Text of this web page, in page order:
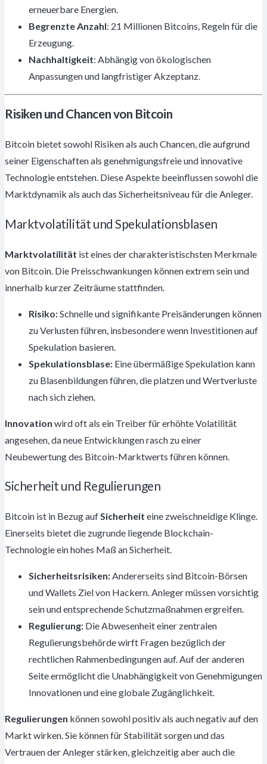
erneuerbare Energien.
Begrenzte Anzahl: 21 Millionen Bitcoins, Regeln für die
Erzeugung.
Nachhaltigkeit: Abhängig von ökologischen
Anpassungen und langfristiger Akzeptanz.
Risiken und Chancen von Bitcoin
Bitcoin bietet sowohl Risiken als auch Chancen, die aufgrund
seiner Eigenschaften als genehmigungsfreie und innovative
Technologie entstehen. Diese Aspekte beeinflussen sowohl die
Marktdynamik als auch das Sicherheitsniveau für die Anleger.
Marktvolatilität und Spekulationsblasen
Marktvolatilität ist eines der charakteristischsten Merkmale
von Bitcoin. Die Preisschwankungen können extrem sein und
innerhalb kurzer Zeiträume stattfinden.
Risiko:Schnelle und signifikante Preisänderungen können
zu Verlusten führen, insbesondere wenn Investitionen auf
Spekulation basieren.
Spekulationsblase: Eine übermäßige Spekulation kann
zu Blasenbildungen führen, die platzen und Wertverluste
nach sich ziehen.
Innovation wird oft als ein Treiber für erhöhte Volatilität
angesehen, da neue Entwicklungen rasch zu einer
Neubewertung des Bitcoin-Marktwerts führen können.
Sicherheit und Regulierungen
Bitcoin ist in Bezug aufSicherheit eine zweischneidige Klinge.
Einerseits bietet die zugrunde liegende Blockchain-
Technologie ein hohes Maß an Sicherheit.
Sicherheitsrisiken:Andererseits sind Bitcoin-Börsen
und Wallets Ziel von Hackern. Anleger müssen vorsichtig
sein und entsprechende Schutzmaßnahmen ergreifen.
Regulierung: Die Abwesenheit einer zentralen
Regulierungsbehörde wirft Fragen bezüglich der
rechtlichen Rahmenbedingungen auf. Auf der anderen
Seite ermöglicht die Unabhängigkeit von Genehmigungen
Innovationen und eine globale Zugänglichkeit.
Regulierungen können sowohl positiv als auch negativ auf den
Markt wirken. Sie können für Stabilität sorgen und das
Vertrauen der Anleger stärken, gleichzeitig aber auch die